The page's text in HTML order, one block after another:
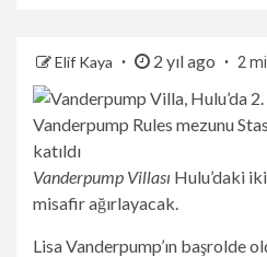
Elif Kaya 2 yıl ago 2
Vanderpump Villası Hulu’daki
misafir ağırlayacak.
Lisa Vanderpump’ın başrolde